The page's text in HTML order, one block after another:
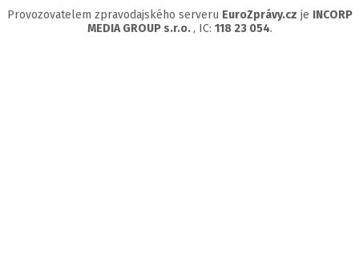
Provozovatelem zpravodajského serveru EuroZprávy.cz je INCORP
MEDIA GROUP s.r.o. , IC: 118 23 054.